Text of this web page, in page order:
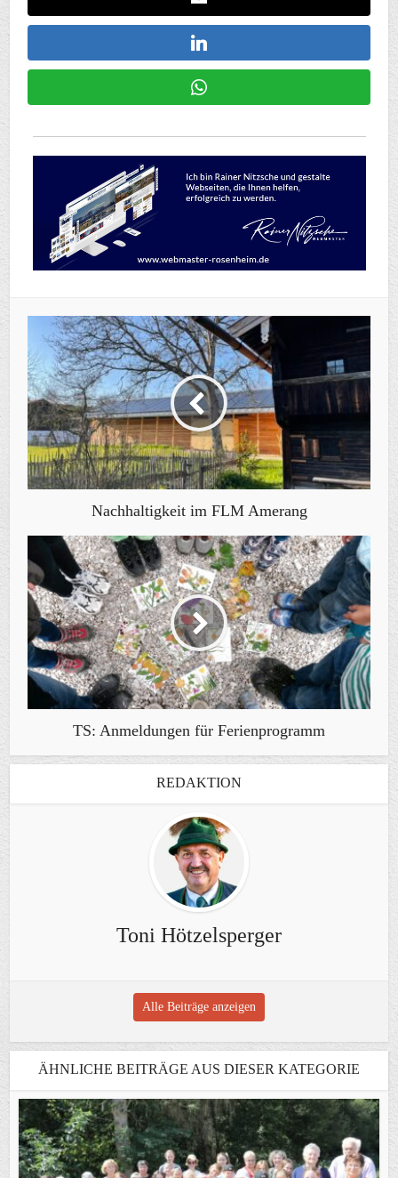
Nachhaltigkeit im FLM Amerang
TS: Anmeldungen für Ferienprogramm
REDAKTION
Toni Hötzelsperger
Alle Beiträge anzeigen
ÄHNLICHE BEITRÄGE AUS DIESER KATEGORIE